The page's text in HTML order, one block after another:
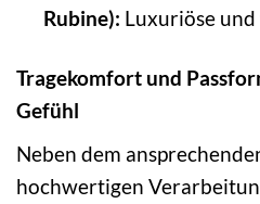
Rubine): Luxuriöse
Tragekomfort und
Gefühl
Neben dem
hochwertigen